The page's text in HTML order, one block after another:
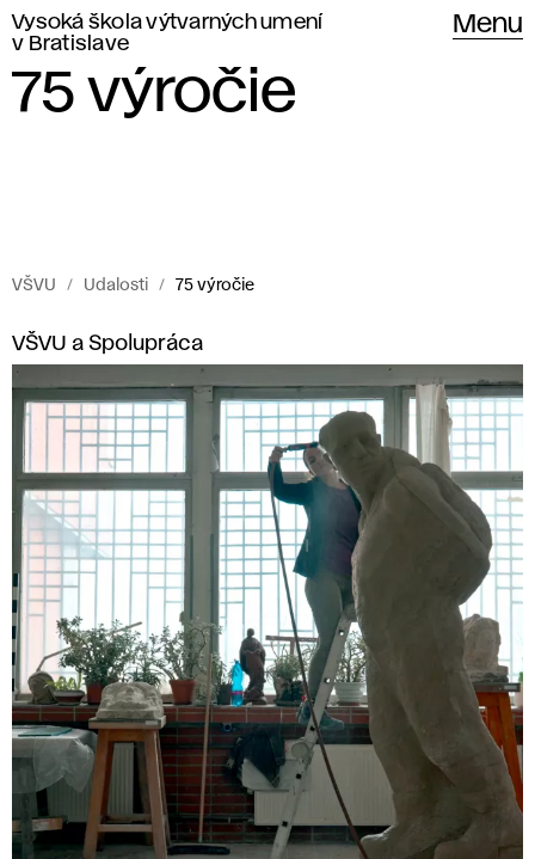
Vysoká škola výtvarných umení
v Bratislave
Menu
75 výročie
VŠVU Udalosti 75 výročie
7
5
v
ý
r
o
č
i
e
Udalosti
Vysokej
školy
výtvarných
umení
v Bratislave.
VŠVU a Spolupráca